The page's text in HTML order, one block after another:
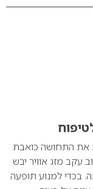
את התחושה כואבת
עקב מזג אוויר יבש
בכדי למנוע תופעה